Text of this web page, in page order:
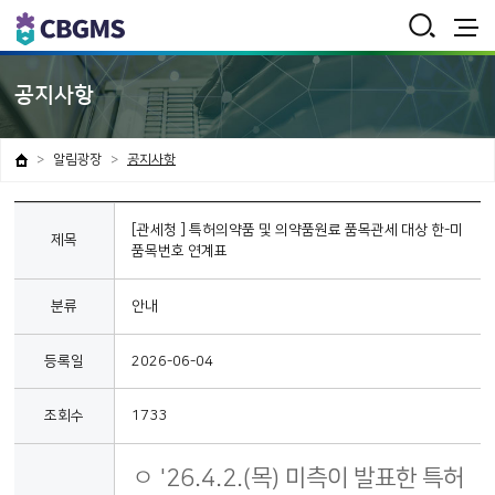
통
합
전
보
공지사항
알림광장 공지사항
제목
[관세청 ] 특허의약품 및 의약품원료 품목관세 대상 한-미
품목번호 연계표
분류 안내
등록일 2026-06-04
조회수 1733
ㅇ '26.4.2.(목) 미측이 발표한 특허